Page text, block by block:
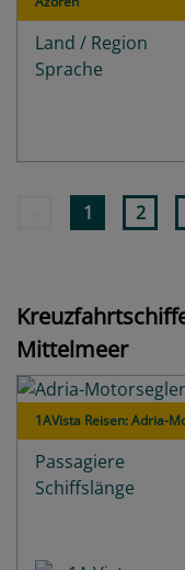
Land / Region
Sprache
1 2
Mittelmeer
1AVista Reisen: Adria-
Passagiere
Schiffslänge